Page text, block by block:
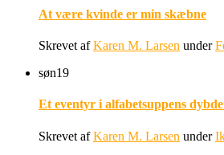
At være kvinde er min skæbne
Skrevet afKaren M. Larsen under
søn19
Et eventyr i alfabetsuppens
Skrevet afKaren M. Larsen under